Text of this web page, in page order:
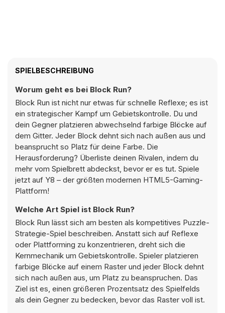
SPIELBESCHREIBUNG
Worum geht es bei Block Run?
Block Run ist nicht nur etwas für schnelle Reflexe; es ist
ein strategischer Kampf um Gebietskontrolle. Du und
dein Gegner platzieren abwechselnd farbige Blöcke auf
dem Gitter. Jeder Block dehnt sich nach außen aus und
beansprucht so Platz für deine Farbe. Die
Herausforderung? Überliste deinen Rivalen, indem du
mehr vom Spielbrett abdeckst, bevor er es tut. Spiele
jetzt auf Y8 – der größten modernen HTML5-Gaming-
Plattform!
Welche Art Spiel ist Block Run?
Block Run lässt sich am besten als kompetitives Puzzle-
Strategie-Spiel beschreiben. Anstatt sich auf Reflexe
oder Plattforming zu konzentrieren, dreht sich die
Kernmechanik um Gebietskontrolle. Spieler platzieren
farbige Blöcke auf einem Raster und jeder Block dehnt
sich nach außen aus, um Platz zu beanspruchen. Das
Ziel ist es, einen größeren Prozentsatz des Spielfelds
als dein Gegner zu bedecken, bevor das Raster voll ist.